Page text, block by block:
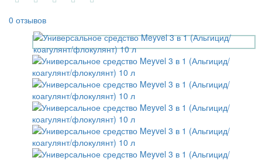
0 отзывов